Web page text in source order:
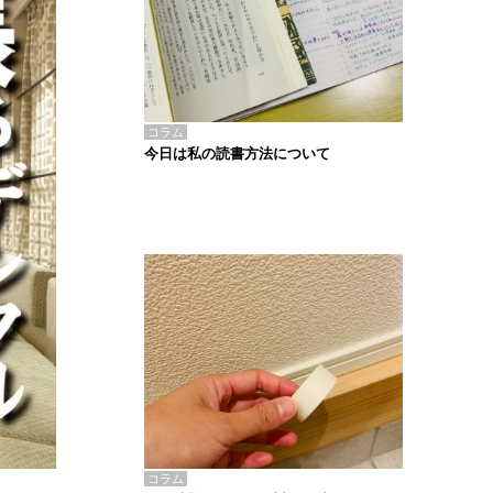
コラム
今日は私の読書方法について
コラム